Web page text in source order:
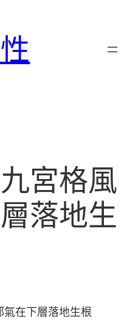
宮格風
落地生
在下層落地生根